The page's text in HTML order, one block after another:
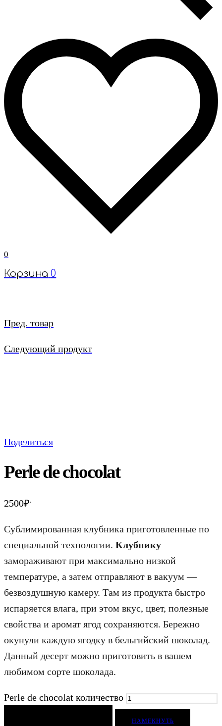
0
Корзина 0
Пред. товар
Следующий продукт
Поделиться
Perle de chocolat
2500₽.
Сублимированная клубника приготовленные по
специальной технологии. Клубнику
замораживают при максимально низкой
температуре, а затем отправляют в вакуум —
безвоздушную камеру. Там из продукта быстро
испаряется влага, при этом вкус, цвет, полезные
свойства и аромат ягод сохраняются. Бережно
окунули каждую ягодку в бельгийский шоколад.
Данный десерт можно приготовить в вашем
любимом сорте шоколада.
Perle de chocolat количество
НАМЕКНУТЬ